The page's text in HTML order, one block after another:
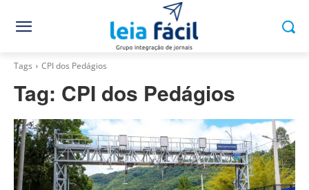
Tags CPI dos Pedágios
Tag: CPI dos Pedágios